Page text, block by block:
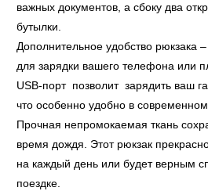
важных документов, а сбоку два
бутылки.
Дополнительное удобство рюкзака
для зарядки вашего телефона или
USB-порт позволит зарядить ваш
что особенно удобно в
Прочная непромокаемая ткань
время дождя. Этот рюкзак
на каждый день или будет верным
поездке.